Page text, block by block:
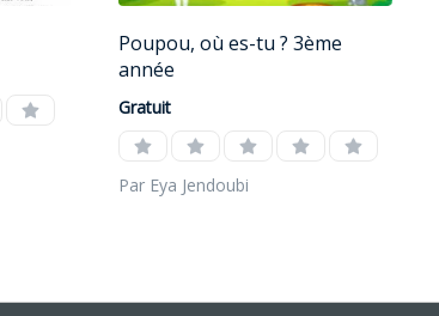
Poupou, où es-tu ? 3ème
année
Gratuit
Par Eya Jendoubi